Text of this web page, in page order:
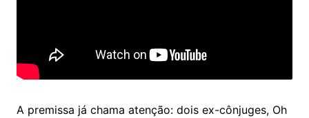
A premissa já chama atenção: dois ex-cônjuges, Oh